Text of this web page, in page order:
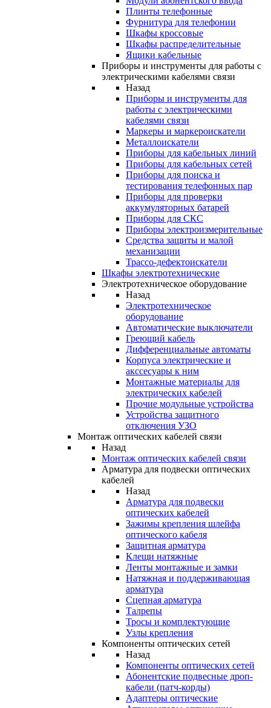
Плинты телефонные
Фурнитура для телефонии
Шкафы кроссовые
Шкафы распределительные
Ящики кабельные
Приборы и инструменты для работы с
электрическими кабелями связи
Назад
Приборы и инструменты для
работы с электрическими
кабелями связи
Маркеры и маркероискатели
Металлоискатели
Приборы для кабельных линий
Приборы для кабельных сетей
Приборы для поиска и
тестирования телефонных пар
Приборы для проверки
аккумуляторных батарей
Приборы для СКС
Приборы электроизмерительные
Средства защиты и малой
механизации
Трассо-дефектоискатели
Шкафы электротехнические
Электротехническое оборудование
Назад
Электротехническое
оборудование
Автоматические выключатели
Греющий кабель
Дифференциальные автоматы
Корпуса электрические и
акссесуары к ним
Монтажные материалы для
электрических кабелей
Прочие модульные устройства
Устройства защитного
отключения УЗО
Монтаж оптических кабелей связи
Назад
Монтаж оптических кабелей связи
Арматура для подвески оптических
кабелей
Назад
Арматура для подвески
оптических кабелей
Зажимы крепления шлейфа
оптического кабеля
Защитная арматура
Клещи натяжные
Ленты монтажные и замки
Натяжная и поддерживающая
арматура
Сцепная арматура
Талрепы
Тросы и комплектующие
Узлы крепления
Компоненты оптических сетей
Назад
Компоненты оптических сетей
Абонентские подвесные дроп-
кабели (патч-корды)
Адаптеры оптические